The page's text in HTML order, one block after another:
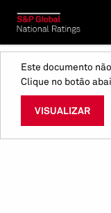
Este documento
Clique no botão
VISUALIZAR